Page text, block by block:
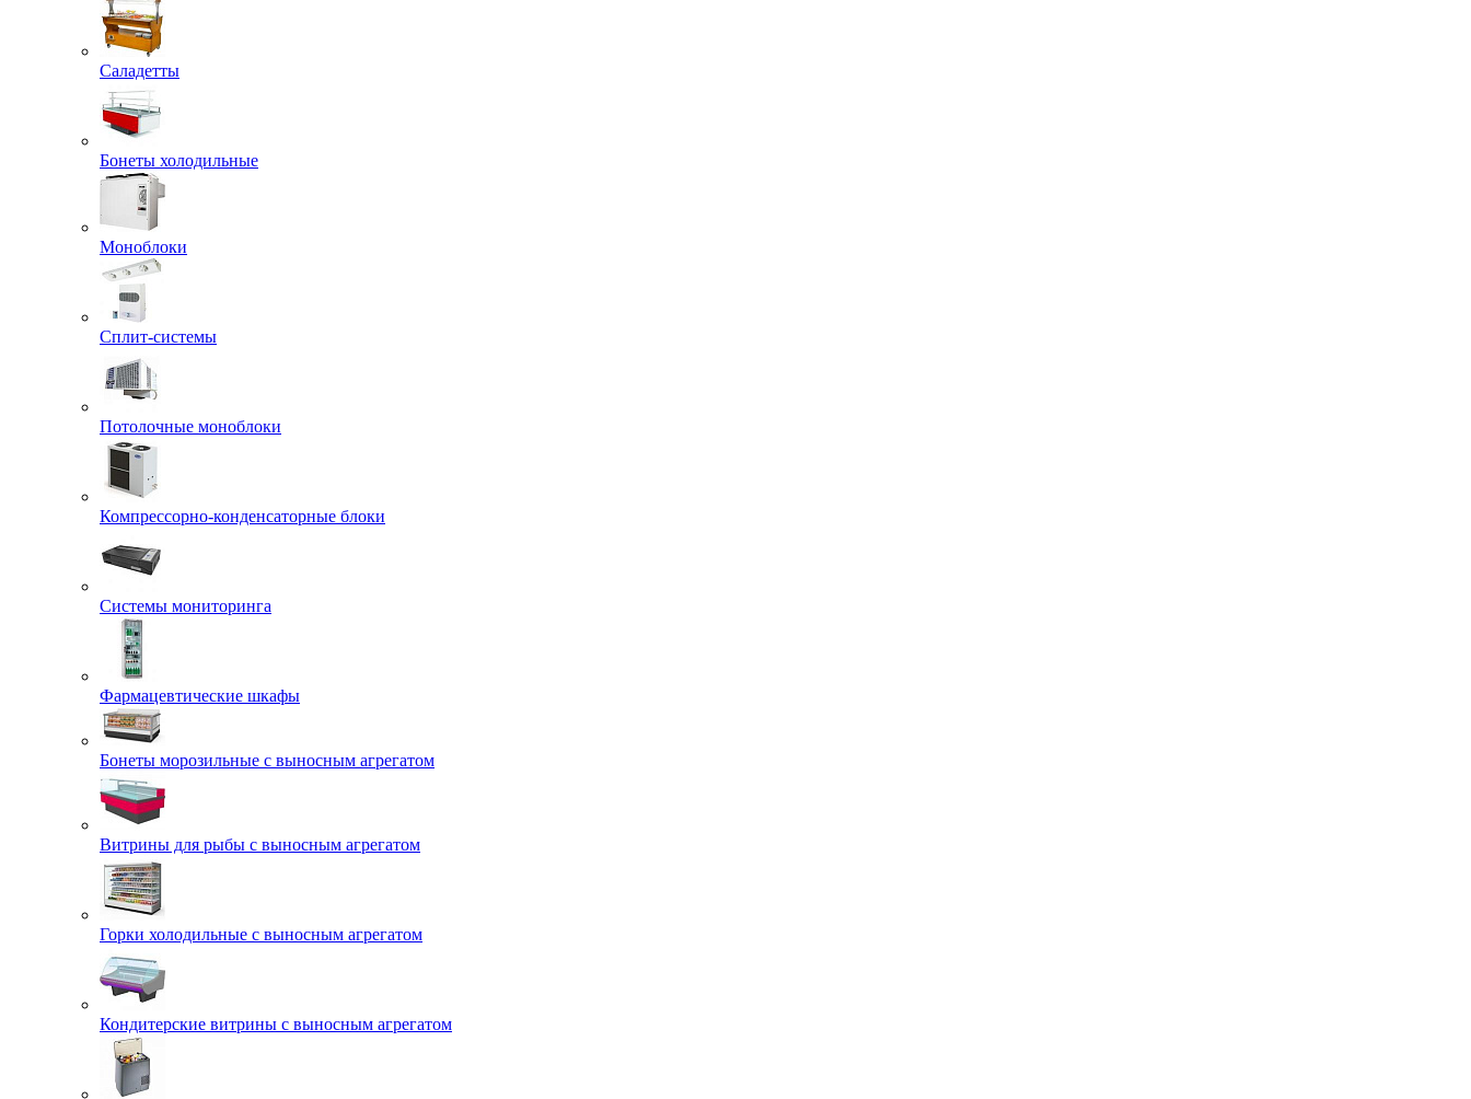
Саладетты
Бонеты холодильные
Моноблоки
Сплит-системы
Потолочные моноблоки
Компрессорно-конденсаторные блоки
Системы мониторинга
Фармацевтические шкафы
Бонеты морозильные с выносным агрегатом
Витрины для рыбы с выносным агрегатом
Горки холодильные с выносным агрегатом
Кондитерские витрины с выносным агрегатом